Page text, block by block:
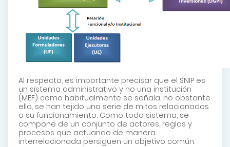
Al respecto, es importante precisar que el SNIP es
un sistema administrativo y no una institución
(MEF) como habitualmente se señala, no obstante
ello, se han tejido una serie de mitos relacionados
a su funcionamiento. Como todo sistema, se
compone de un conjunto de actores, reglas y
procesos que actuando de manera
interrelacionada persiguen un objetivo común.